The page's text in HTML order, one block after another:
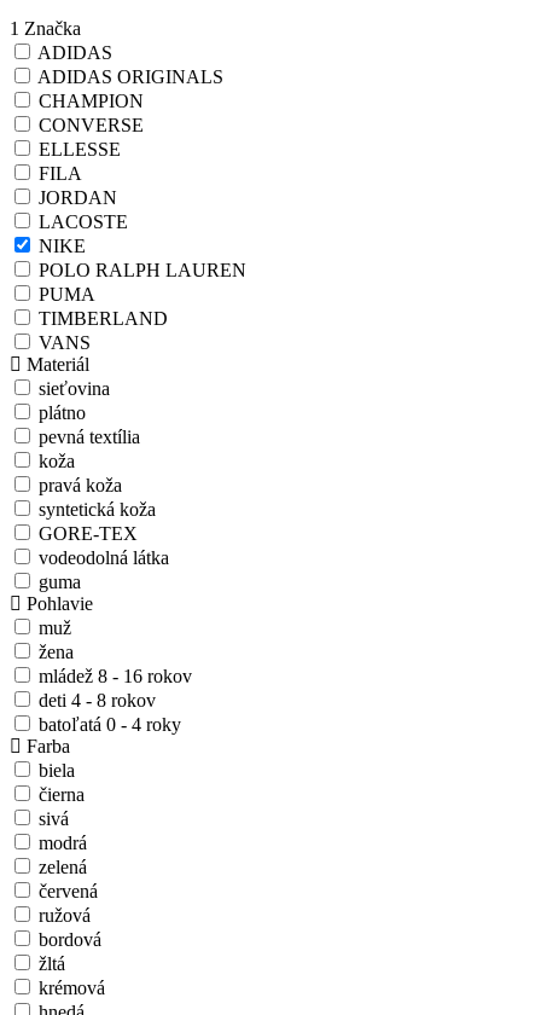
1 Značka
ADIDAS
ADIDAS ORIGINALS
CHAMPION
CONVERSE
ELLESSE
FILA
JORDAN
LACOSTE
NIKE
POLO RALPH LAUREN
PUMA
TIMBERLAND
VANS
Materiál
sieťovina
plátno
pevná textília
koža
pravá koža
syntetická koža
GORE-TEX
vodeodolná látka
guma
Pohlavie
muž
žena
mládež 8 - 16 rokov
deti 4 - 8 rokov
batoľatá 0 - 4 roky
Farba
biela
čierna
sivá
modrá
zelená
červená
ružová
bordová
žltá
krémová